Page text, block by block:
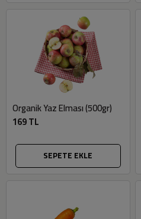
Organik Yaz Elması (500gr)
169 TL
SEPETE EKLE